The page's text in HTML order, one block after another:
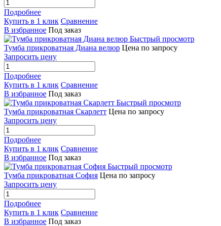
Подробнее
Купить в 1 клик Сравнение
В избранное Под заказ
Быстрый просмотр
Тумба прикроватная Диана велюр Цена по запросу
Запросить цену
Подробнее
Купить в 1 клик Сравнение
В избранное Под заказ
Быстрый просмотр
Тумба прикроватная Скарлетт Цена по запросу
Запросить цену
Подробнее
Купить в 1 клик Сравнение
В избранное Под заказ
Быстрый просмотр
Тумба прикроватная София Цена по запросу
Запросить цену
Подробнее
Купить в 1 клик Сравнение
В избранное Под заказ